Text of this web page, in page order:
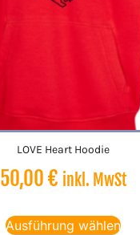
LOVE Heart Hoodie
50,00€ inkl. MwSt
Ausführung wählen